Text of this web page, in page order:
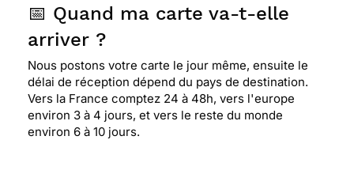
📅 Quand ma carte va-t-elle
arriver ?
Nous postons votre carte le jour même, ensuite le
délai de réception dépend du pays de destination.
Vers la France comptez 24 à 48h, vers l'europe
environ 3 à 4 jours, et vers le reste du monde
environ 6 à 10 jours.